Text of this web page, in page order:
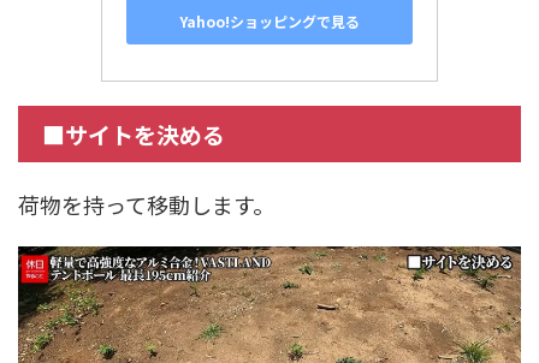
Yahoo!ショッピングで見る
■サイトを決める
荷物を持って移動します。